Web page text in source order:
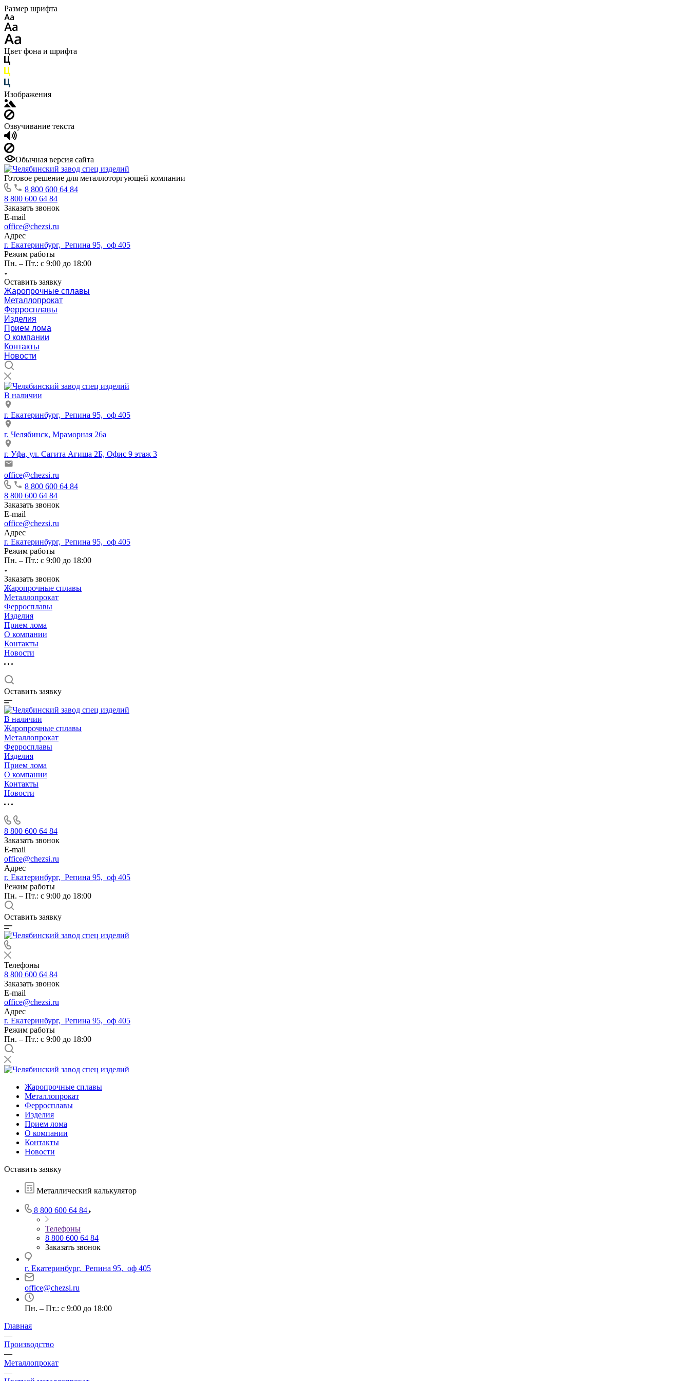
Размер шрифта
Цвет фона и шрифта
Изображения
Озвучивание текста
Обычная версия сайта
Готовое решение для металлоторгующей компании
8 800 600 64 84
8 800 600 64 84
Заказать звонок
E-mail
office@chezsi.ru
Адрес
г. Екатеринбург, Репина 95, оф 405
Режим работы
Пн. – Пт.: с 9:00 до 18:00
Оставить заявку
Жаропрочные сплавы
Металлопрокат
Ферросплавы
Изделия
Прием лома
О компании
Контакты
Новости
В наличии
г. Екатеринбург, Репина 95, оф 405
г. Челябинск, Мраморная 26а
г. Уфа, ул. Сагита Агиша 2Б, Офис 9 этаж 3
office@chezsi.ru
8 800 600 64 84
8 800 600 64 84
Заказать звонок
E-mail
office@chezsi.ru
Адрес
г. Екатеринбург, Репина 95, оф 405
Режим работы
Пн. – Пт.: с 9:00 до 18:00
Заказать звонок
Жаропрочные сплавы
Металлопрокат
Ферросплавы
Изделия
Прием лома
О компании
Контакты
Новости
Оставить заявку
В наличии
Жаропрочные сплавы
Металлопрокат
Ферросплавы
Изделия
Прием лома
О компании
Контакты
Новости
8 800 600 64 84
Заказать звонок
E-mail
office@chezsi.ru
Адрес
г. Екатеринбург, Репина 95, оф 405
Режим работы
Пн. – Пт.: с 9:00 до 18:00
Оставить заявку
Телефоны
8 800 600 64 84
Заказать звонок
E-mail
office@chezsi.ru
Адрес
г. Екатеринбург, Репина 95, оф 405
Режим работы
Пн. – Пт.: с 9:00 до 18:00
Жаропрочные сплавы
Металлопрокат
Ферросплавы
Изделия
Прием лома
О компании
Контакты
Новости
Оставить заявку
Металлический калькулятор
8 800 600 64 84
Телефоны
8 800 600 64 84
Заказать звонок
г. Екатеринбург, Репина 95, оф 405
office@chezsi.ru
Пн. – Пт.: с 9:00 до 18:00
Главная
—
Производство
—
Металлопрокат
—